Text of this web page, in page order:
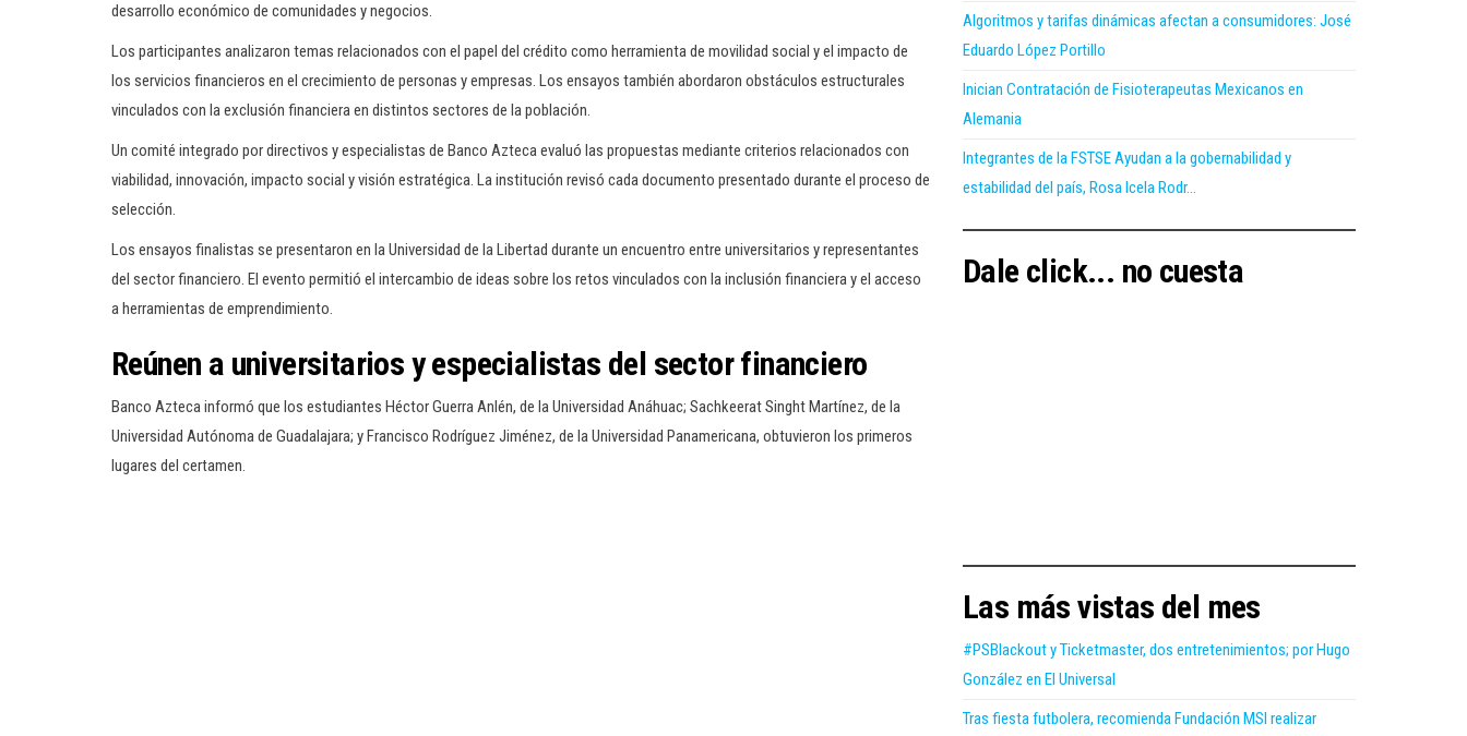
desarrollo económico de comunidades y negocios.
Los participantes analizaron temas relacionados con el papel del crédito como herramienta de movilidad social y el impacto de
los servicios financieros en el crecimiento de personas y empresas. Los ensayos también abordaron obstáculos estructurales
vinculados con la exclusión financiera en distintos sectores de la población.
Un comité integrado por directivos y especialistas de Banco Azteca evaluó las propuestas mediante criterios relacionados con
viabilidad, innovación, impacto social y visión estratégica. La institución revisó cada documento presentado durante el proceso de
selección.
Los ensayos finalistas se presentaron en la Universidad de la Libertad durante un encuentro entre universitarios y representantes
del sector financiero. El evento permitió el intercambio de ideas sobre los retos vinculados con la inclusión financiera y el acceso
a herramientas de emprendimiento.
Reúnen a universitarios y especialistas del sector financiero
Banco Azteca informó que los estudiantes Héctor Guerra Anlén, de la Universidad Anáhuac; Sachkeerat Singht Martínez, de la
Universidad Autónoma de Guadalajara; y Francisco Rodríguez Jiménez, de la Universidad Panamericana, obtuvieron los primeros
lugares del certamen.
Algoritmos y tarifas dinámicas afectan a consumidores: José
Eduardo López Portillo
Inician Contratación de Fisioterapeutas Mexicanos en
Alemania
Integrantes de la FSTSE Ayudan a la gobernabilidad y
estabilidad del país, Rosa Icela Rodr...
Dale click... no cuesta
Las más vistas del mes
#PSBlackout y Ticketmaster, dos entretenimientos; por Hugo
González en El Universal
Tras fiesta futbolera, recomienda Fundación MSI realizar